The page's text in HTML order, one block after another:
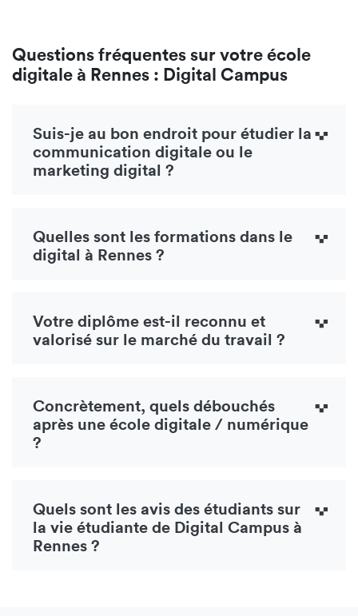
Questions fréquentes sur votre école
digitale à Rennes : Digital Campus
Suis-je au bon endroit pour étudier la
communication digitale ou le
marketing digital ?
Quelles sont les formations dans le
digital à Rennes ?
Votre diplôme est-il reconnu et
valorisé sur le marché du travail ?
Concrètement, quels débouchés
après une école digitale / numérique
?
Quels sont les avis des étudiants sur
la vie étudiante de Digital Campus à
Rennes ?